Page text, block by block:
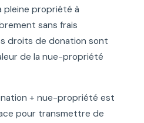
pleine propriété à
sans frais
droits de donation sont
de la nue-propriété
+ nue-propriété est
pour transmettre de